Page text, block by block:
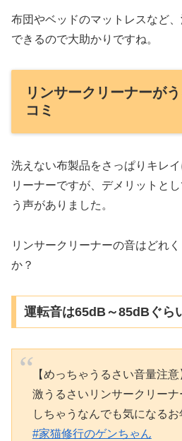
布団やベッドのマットレスなど
できるので大助かりですね。
リンサークリーナーが
コミ
洗えない布製品をさっぱりキレ
リーナーですが、デメリットと
う声がありました。
リンサークリーナーの音はどれ
か？
運転音は65dB～85dBぐら
【めっちゃうるさい音量注意
激うるさいリンサークリー
しちゃうなんでも気になる
#家猫修行のゲンちゃん